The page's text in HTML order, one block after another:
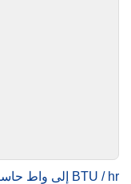
BTU / hr إلى واط حاسبة التحويل